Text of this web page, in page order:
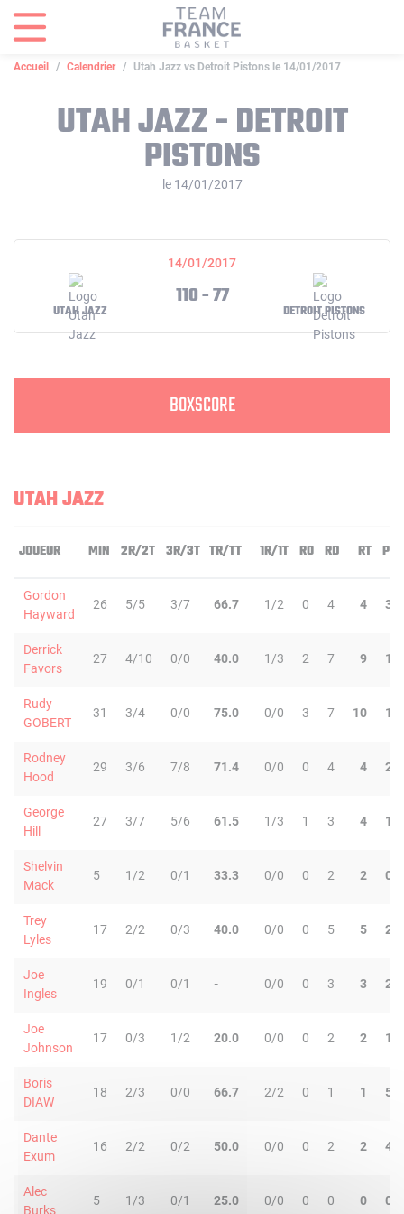
Accueil Calendrier Utah Jazz vs Detroit Pistons le 14/01/2017
UTAH JAZZ - DETROIT
PISTONS
le 14/01/2017
14/01/2017
UTAH JAZZ
110 - 77
DETROIT PISTONS
BOXSCORE
UTAH JAZZ
JOUEUR MIN 2R/2T 3R/3T TR/TT 1R/1T RO RD RT PD
Gordon
Hayward
26 5/5 3/7 66.7 1/2 0 4 4 3
Derrick
Favors
27 4/10 0/0 40.0 1/3 2 7 9 1
Rudy
GOBERT
31 3/4 0/0 75.0 0/0 3 7 10 1
Rodney
Hood
29 3/6 7/8 71.4 0/0 0 4 4 2
George
Hill
27 3/7 5/6 61.5 1/3 1 3 4 1
Shelvin
Mack
5 1/2 0/1 33.3 0/0 0 2 2 0
Trey
Lyles
17 2/2 0/3 40.0 0/0 0 5 5 2
Joe
Ingles
19 0/1 0/1 - 0/0 0 3 3 2
Joe
Johnson
17 0/3 1/2 20.0 0/0 0 2 2 1
Boris
DIAW
18 2/3 0/0 66.7 2/2 0 1 1 5
Dante
Exum
16 2/2 0/2 50.0 0/0 0 2 2 4
Alec
Burks
5 1/3 0/1 25.0 0/0 0 0 0 0
Panneau de gestion des cookies